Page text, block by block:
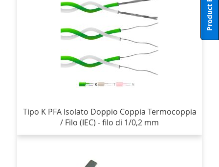
Tipo K PFA Isolato Doppio Coppia Termocoppia
/ Filo (IEC) - filo di 1/0,2 mm